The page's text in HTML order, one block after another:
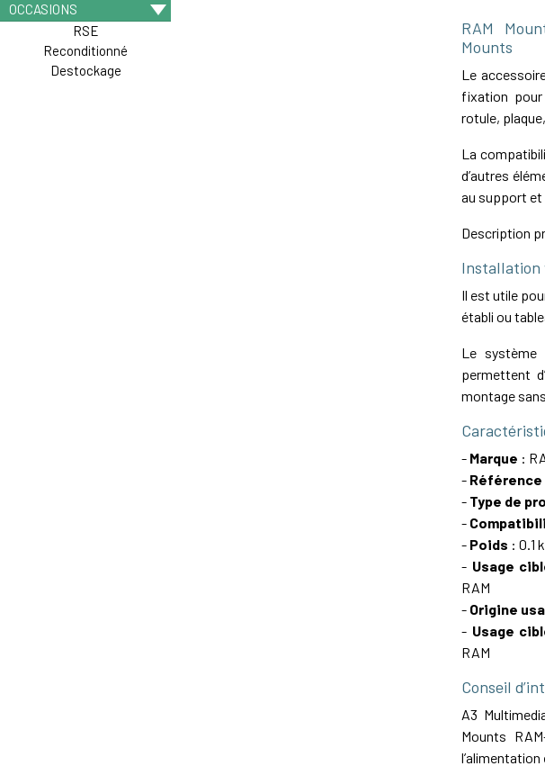
OCCASIONS
RSE
Reconditionné
Destockage
RAM
Mounts
Le
fixation pour
rotule,
La
d’autres
au support et
Description
Installation
Il est utile
établi ou
Le système
permettent
montage
- Marque :
-
- Type de
-
- Poids : 0.1
- Usage
RAM
- Origine
- Usage
RAM
Conseil
A3
Mounts